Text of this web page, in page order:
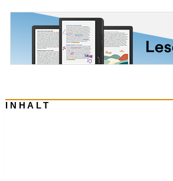
INHALT